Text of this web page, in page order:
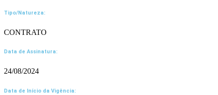
Tipo/Natureza:
CONTRATO
Data de Assinatura:
24/08/2024
Data de Início da Vigência: